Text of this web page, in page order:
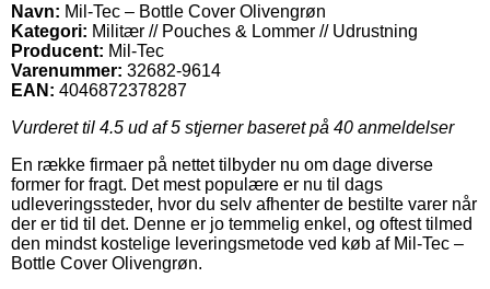
Navn: Mil-Tec – Bottle Cover Olivengrøn
Kategori: Militær // Pouches & Lommer // Udrustning
Producent: Mil-Tec
Varenummer: 32682-9614
EAN: 4046872378287
Vurderet til 4.5 ud af 5 stjerner baseret på 40 anmeldelser
En række firmaer på nettet tilbyder nu om dage diverse
former for fragt. Det mest populære er nu til dags
udleveringssteder, hvor du selv afhenter de bestilte varer når
der er tid til det. Denne er jo temmelig enkel, og oftest tilmed
den mindst kostelige leveringsmetode ved køb af Mil-Tec –
Bottle Cover Olivengrøn.